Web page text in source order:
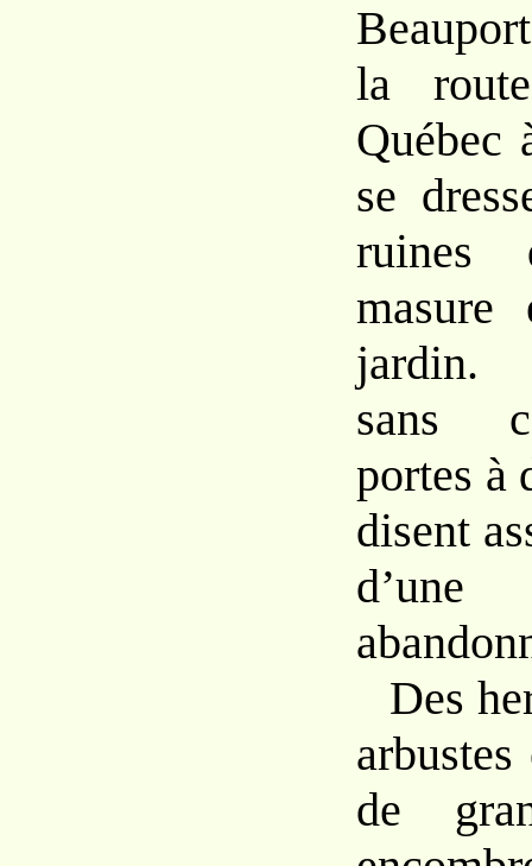
la
Québec
se
ruines
masure
jardin.
sans
portes à
disent
Des
de